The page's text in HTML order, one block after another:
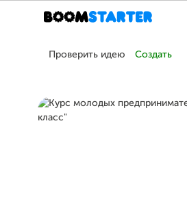
Проверить идею Создать